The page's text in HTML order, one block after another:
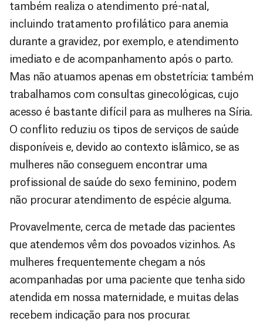
também realiza o atendimento pré-natal,
incluindo tratamento profilático para anemia
durante a gravidez, por exemplo, e atendimento
imediato e de acompanhamento após o parto.
Mas não atuamos apenas em obstetrícia: também
trabalhamos com consultas ginecológicas, cujo
acesso é bastante difícil para as mulheres na Síria.
O conflito reduziu os tipos de serviços de saúde
disponíveis e, devido ao contexto islâmico, se as
mulheres não conseguem encontrar uma
profissional de saúde do sexo feminino, podem
não procurar atendimento de espécie alguma.
Provavelmente, cerca de metade das pacientes
que atendemos vêm dos povoados vizinhos. As
mulheres frequentemente chegam a nós
acompanhadas por uma paciente que tenha sido
atendida em nossa maternidade, e muitas delas
recebem indicação para nos procurar.